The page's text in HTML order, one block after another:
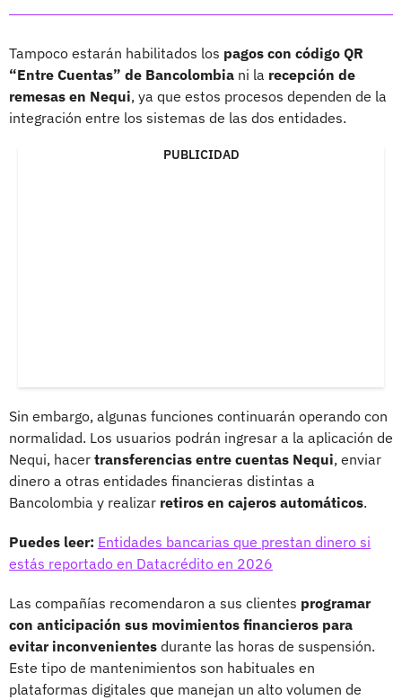
Tampoco estarán habilitados los pagos con código QR
“Entre Cuentas” de Bancolombia ni la recepción de
remesas en Nequi, ya que estos procesos dependen de la
integración entre los sistemas de las dos entidades.
PUBLICIDAD
Sin embargo, algunas funciones continuarán operando con
normalidad. Los usuarios podrán ingresar a la aplicación de
Nequi, hacer transferencias entre cuentas Nequi, enviar
dinero a otras entidades financieras distintas a
Bancolombia y realizar retiros en cajeros automáticos.
Puedes leer: Entidades bancarias que prestan dinero si
estás reportado en Datacrédito en 2026
Las compañías recomendaron a sus clientes programar
con anticipación sus movimientos financieros para
evitar inconvenientes durante las horas de suspensión.
Este tipo de mantenimientos son habituales en
plataformas digitales que manejan un alto volumen de